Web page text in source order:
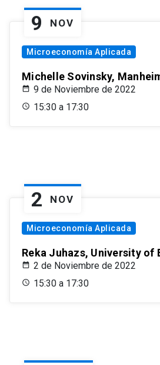
9 NOV
Microeconomía Aplicada
Michelle Sovinsky,
9 de Noviembre de 2022
15:30 a 17:30
2 NOV
Microeconomía Aplicada
Reka Juhazs, University of
2 de Noviembre de 2022
15:30 a 17:30